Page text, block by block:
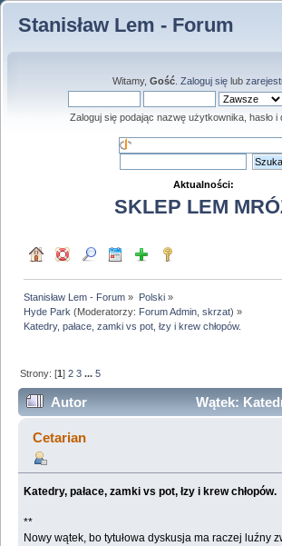
Stanisław Lem - Forum
Witamy, Gość. Zaloguj sięlub
Zaloguj się podając nazwę użytkownika, hasło i
Aktualności:
SKLEP LEM
Stanisław Lem - Forum » Polski»
Hyde Park (Moderatorzy: Forum Admin ,skrzat) »
Katedry, pałace, zamki vs pot, łzy i krew chłopów.
Strony: [1]2 3 ...5
Autor
Wątek:
zamki vs pot, łzy i krew chłopów.
razy)
Cetarian
Katedry, pałace, zamki vs pot, łzy i krew chłopów.
**
Nowy wątek, bo tytułowa dyskusja ma raczej luźny